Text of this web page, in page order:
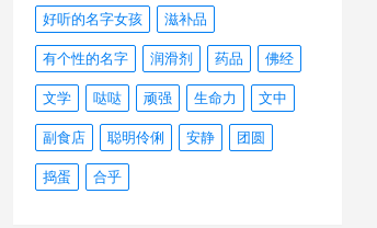
好听的名字女孩 滋补品
有个性的名字 润滑剂 药品 佛经
文学 哒哒 顽强 生命力 文中
副食店 聪明伶俐 安静 团圆
捣蛋 合乎